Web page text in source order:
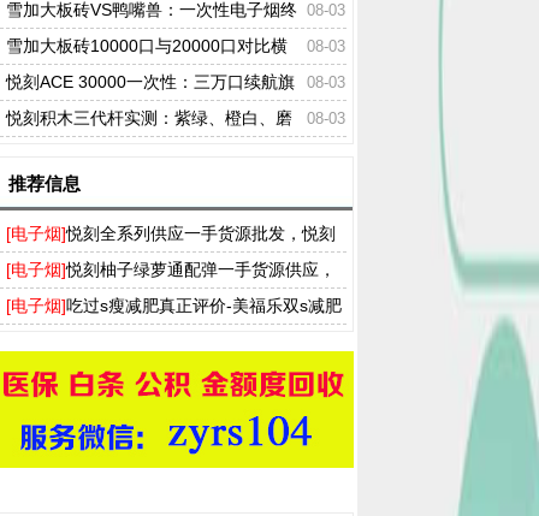
评：新口味、技术、对比与购买指南 08-03
雪加大板砖VS鸭嘴兽：一次性电子烟终
极对比指南，口味、性能、选购与实战建议08-03
雪加大板砖10000口与20000口对比横
评：从陶瓷芯技术到大容量时代的全面进化08-03
悦刻ACE 30000一次性：三万口续航旗
舰拆解，15种口味品鉴与功率搭配 08-03
悦刻积木三代杆实测：紫绿、橙白、磨
荐信息
[电子烟]悦刻全系列供应一手货源批发，悦刻
买烟弹送烟杆厂家拿货渠道
[电子烟]悦刻柚子绿萝通配弹一手货源供应，
T盒飞雾奶茶杯实体店批发渠道
[电子烟]吃过s瘦减肥真正评价-美福乐双s减肥